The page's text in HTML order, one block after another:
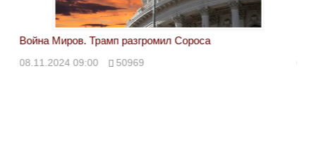
Война Миров. Трамп разгромил Сороса
08.11.2024 09:00 50969